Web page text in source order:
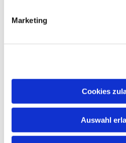
Marketing
Cookies
Auswahl